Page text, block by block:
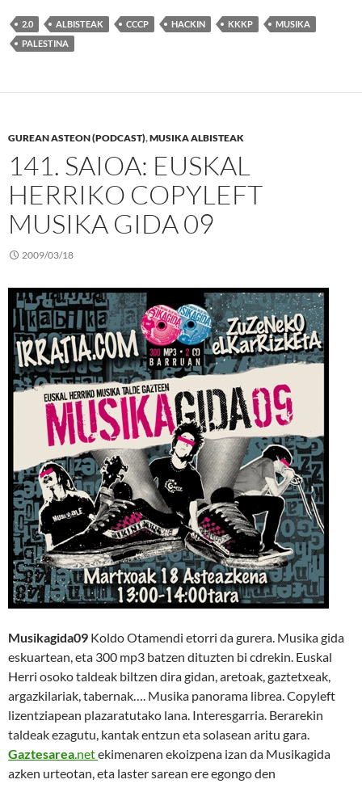
2.0 ALBISTEAK CCCP HACKIN KKKP
MUSIKA
PALESTINA
GUREAN ASTEON (PODCAST),MUSIKA ALBISTEAK
141. SAIOA: EUSKAL
HERRIKO COPYLEFT
MUSIKA GIDA 09
2009/03/18
Musikagida09 Koldo Otamendi etorri da gurera. Musika gida
eskuartean, eta 300 mp3 batzen dituzten bi cdrekin. Euskal
Herri osoko taldeak biltzen dira gidan, aretoak, gaztetxeak,
argazkilariak, tabernak…. Musika panorama librea. Copyleft
lizentziapean plazaratutako lana. Interesgarria. Berarekin
taldeak ezagutu, kantak entzun eta solasean aritu gara.
Gaztesarea.netekimenaren ekoizpena izan da Musikagida
azken urteotan, eta laster sarean ere egongo den